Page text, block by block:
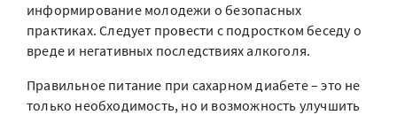
информирование молодежи о безопасных
практиках. Следует провести с подростком беседу о
вреде и негативных последствиях алкоголя.
Правильное питание при сахарном диабете – это не
только необходимость, но и возможность улучшить